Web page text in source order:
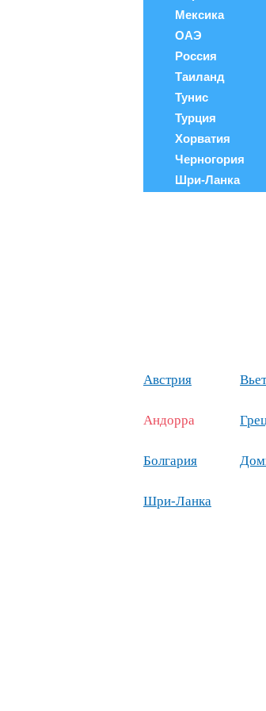
Мексика
ОАЭ
Россия
Таиланд
Тунис
Турция
Хорватия
Черногория
Шри-Ланка
Австрия
Андорра
Болгария
Шри-Ланка